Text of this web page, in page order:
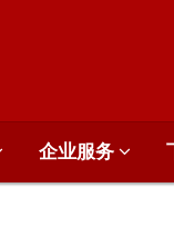
企业服务